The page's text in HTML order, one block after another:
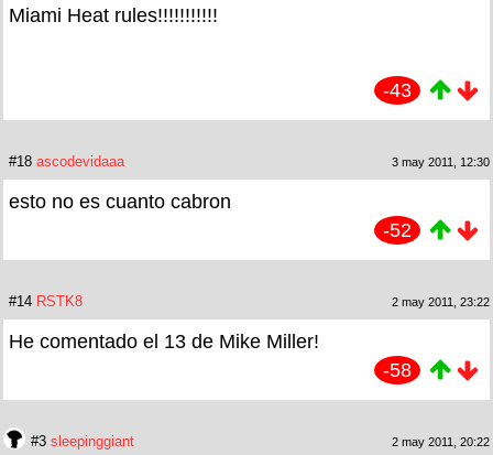
Miami Heat rules!!!!!!!!!!!
-43
#18 ascodevidaaa 3 may 2011, 12:30
esto no es cuanto cabron
-52
#14 RSTK8 2 may 2011, 23:22
He comentado el 13 de Mike Miller!
-58
#3 sleepinggiant 2 may 2011, 20:22